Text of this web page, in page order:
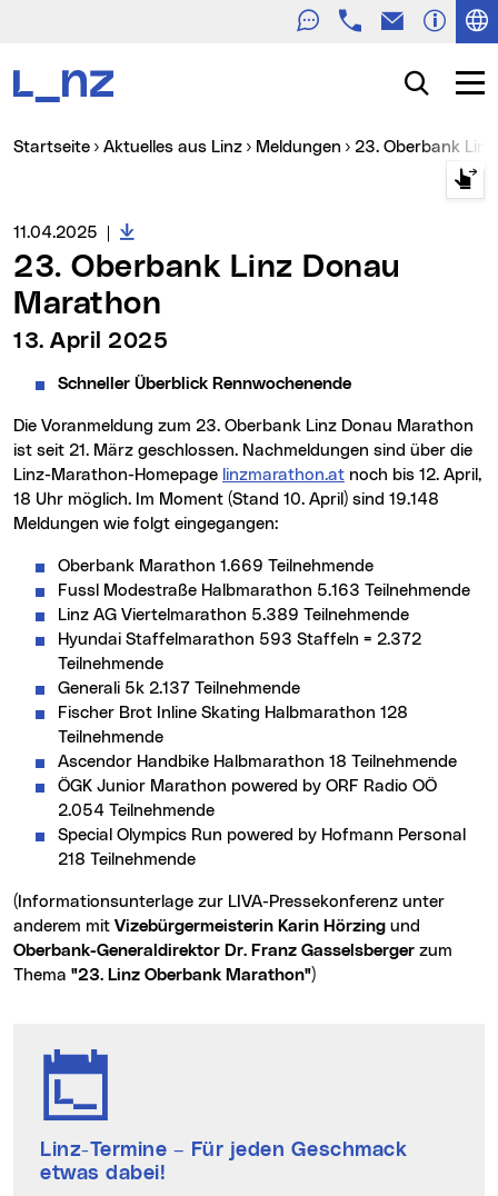
TelefonE-Mail
Suche
Sie sind hier:
Startseite Aktuelles aus Linz Meldungen 23. Oberbank
Medienservice vom:
11.04.2025
23. Oberbank Linz Donau
Marathon
13. April 2025
Schneller Überblick Rennwochenende
Die Voranmeldung zum 23. Oberbank Linz Donau Marathon
ist seit 21. März geschlossen. Nachmeldungen sind über die
Linz-Marathon-Homepage linzmarathon.at noch bis 12. April,
18 Uhr möglich. Im Moment (Stand 10. April) sind 19.148
Meldungen wie folgt eingegangen:
Oberbank Marathon 1.669 Teilnehmende
Fussl Modestraße Halbmarathon 5.163 Teilnehmende
Linz AG Viertelmarathon 5.389 Teilnehmende
Hyundai Staffelmarathon 593 Staffeln = 2.372
Teilnehmende
Generali 5k 2.137 Teilnehmende
Fischer Brot Inline Skating Halbmarathon 128
Teilnehmende
Ascendor Handbike Halbmarathon 18 Teilnehmende
ÖGK Junior Marathon powered by ORF Radio OÖ
2.054 Teilnehmende
Special Olympics Run powered by Hofmann Personal
218 Teilnehmende
(Informationsunterlage zur LIVA-Pressekonferenz unter
anderem mit Vizebürgermeisterin Karin Hörzing und
Oberbank-Generaldirektor Dr. Franz Gasselsberger zum
Thema "23. Linz Oberbank Marathon")
Linz-Termine – Für jeden Geschmack
etwas dabei!